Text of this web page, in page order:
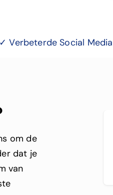
Media
om de
dat je
van